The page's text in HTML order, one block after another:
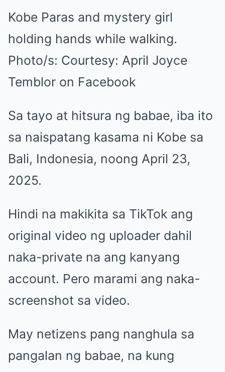
Kobe Paras and mystery girl
holding hands while walking.
Photo/s: Courtesy: April Joyce
Temblor on Facebook
Sa tayo at hitsura ng babae, iba ito
sa naispatang kasama ni Kobe sa
Bali, Indonesia, noong April 23,
2025.
Hindi na makikita sa TikTok ang
original video ng uploader dahil
naka-private na ang kanyang
account. Pero marami ang naka-
screenshot sa video.
May netizens pang nanghula sa
pangalan ng babae, na kung